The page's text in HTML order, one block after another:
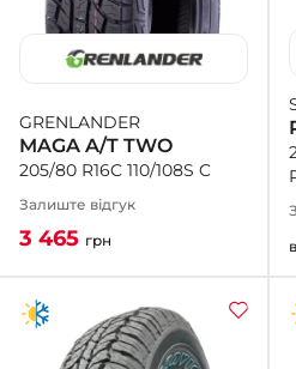
GRENLANDER
MAGA A/T TWO
205/80 R16C 110/108S C
Залиште відгук
3 465 грн